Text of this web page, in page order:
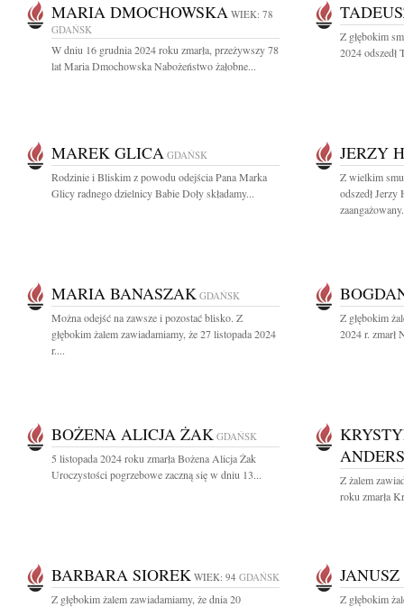
MARIA DMOCHOWSKA WIEK: 78
GDAŃSK
W dniu 16 grudnia 2024 roku zmarła, przeżywszy 78
lat Maria Dmochowska Nabożeństwo żałobne...
Z głębokim
2024
MAREK GLICA GDAŃSK
Rodzinie i Bliskim z powodu odejścia Pana Marka
Glicy radnego dzielnicy Babie Doły składamy...
JERZY
Z wielkim
odszedł
MARIA BANASZAK GDAŃSK
Można odejść na zawsze i pozostać blisko. Z
głębokim żalem zawiadamiamy, że 27 listopada 2024
r....
Z głębokim
2024 r. zmarł
BOŻENA ALICJA ŻAK GDAŃSK
5 listopada 2024 roku zmarła Bożena Alicja Żak
Uroczystości pogrzebowe zaczną się w dniu 13...
ANDERS
Z żalem
roku zmarła
BARBARA SIOREK WIEK: 94 GDAŃSK
Z głębokim żalem zawiadamiamy, że dnia 20
Z głębokim